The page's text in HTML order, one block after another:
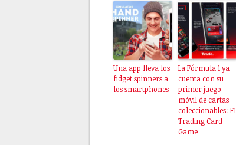
Una app lleva los
fidget spinners a
los smartphones
La Fórmula 1 ya
cuenta con su
primer juego
móvil de cartas
coleccionables: F1
Trading Card
Game